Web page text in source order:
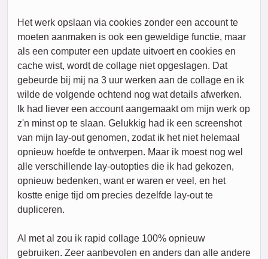
Het werk opslaan via cookies zonder een account te
moeten aanmaken is ook een geweldige functie, maar
als een computer een update uitvoert en cookies en
cache wist, wordt de collage niet opgeslagen. Dat
gebeurde bij mij na 3 uur werken aan de collage en ik
wilde de volgende ochtend nog wat details afwerken.
Ik had liever een account aangemaakt om mijn werk op
z'n minst op te slaan. Gelukkig had ik een screenshot
van mijn lay-out genomen, zodat ik het niet helemaal
opnieuw hoefde te ontwerpen. Maar ik moest nog wel
alle verschillende lay-outopties die ik had gekozen,
opnieuw bedenken, want er waren er veel, en het
kostte enige tijd om precies dezelfde lay-out te
dupliceren.
Al met al zou ik rapid collage 100% opnieuw
gebruiken. Zeer aanbevolen en anders dan alle andere